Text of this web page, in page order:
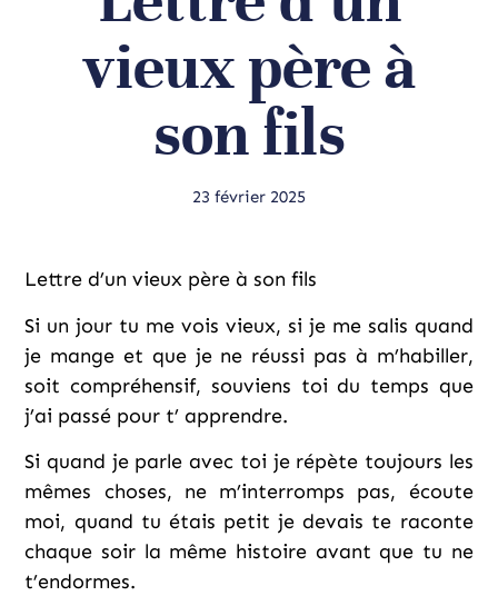
vieux père à
son fils
23 février 2025
Lettre d’un vieux père à son fils
Si un jour tu me vois vieux, si je me salis quand
je mange et que je ne réussi pas à m’habiller,
soit compréhensif, souviens toi du temps que
j’ai passé pour t’ apprendre.
Si quand je parle avec toi je répète toujours les
mêmes choses, ne m’interromps pas, écoute
moi, quand tu étais petit je devais te raconte
chaque soir la même histoire avant que tu ne
t’endormes.